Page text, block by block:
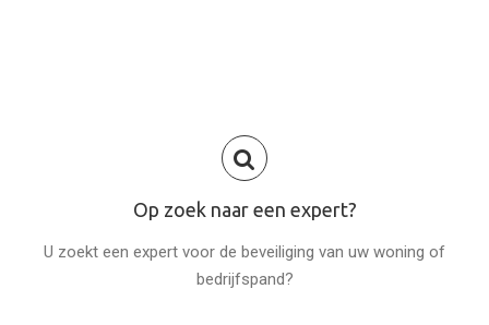
Op zoek naar een expert?
U zoekt een expert voor de beveiliging van uw woning of
bedrijfspand?